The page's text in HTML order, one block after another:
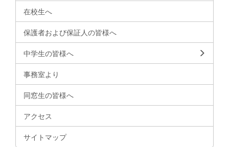
在校生へ
保護者および保証人の皆様へ
中学生の皆様へ
事務室より
同窓生の皆様へ
アクセス
サイトマップ